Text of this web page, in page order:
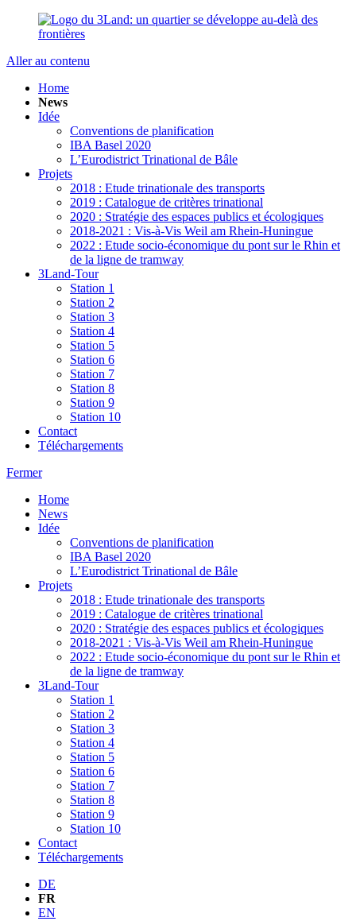
Aller au contenu
Home
News
Idée
Conventions de planification
IBA Basel 2020
L’Eurodistrict Trinational de Bâle
Projets
2018 : Etude trinationale des transports
2019 : Catalogue de critères trinational
2020 : Stratégie des espaces publics et écologiques
2018-2021 : Vis-à-Vis Weil am Rhein-Huningue
2022 : Etude socio-économique du pont sur le Rhin et
de la ligne de tramway
3Land-Tour
Station 1
Station 2
Station 3
Station 4
Station 5
Station 6
Station 7
Station 8
Station 9
Station 10
Contact
Téléchargements
Fermer
Home
News
Idée
Conventions de planification
IBA Basel 2020
L’Eurodistrict Trinational de Bâle
Projets
2018 : Etude trinationale des transports
2019 : Catalogue de critères trinational
2020 : Stratégie des espaces publics et écologiques
2018-2021 : Vis-à-Vis Weil am Rhein-Huningue
2022 : Etude socio-économique du pont sur le Rhin et
de la ligne de tramway
3Land-Tour
Station 1
Station 2
Station 3
Station 4
Station 5
Station 6
Station 7
Station 8
Station 9
Station 10
Contact
Téléchargements
DE
FR
EN